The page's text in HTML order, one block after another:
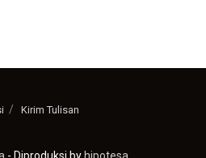
Kirim Tulisan